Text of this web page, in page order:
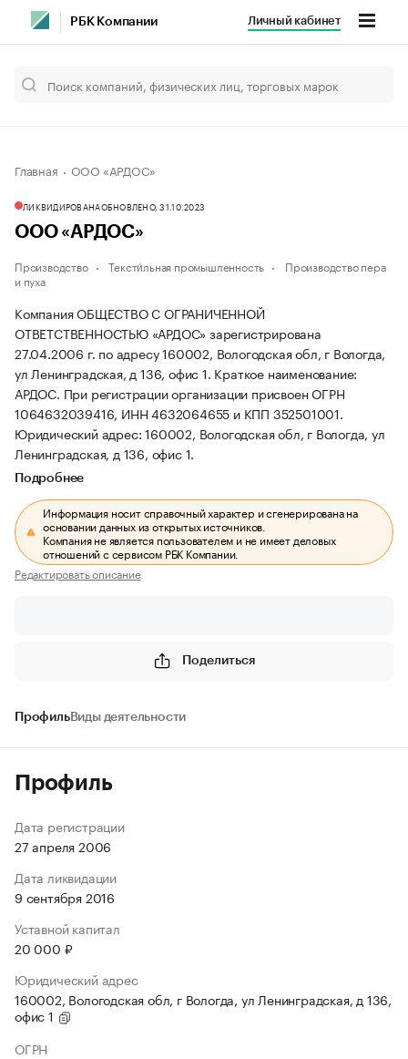
РБК Компании Личный кабинет
Главная ООО «АРДОС»
ЛИКВИДИРОВАНАОБНОВЛЕНО, 31.10.2023
ООО «АРДОС»
Производство Тексти́льная промышленность
Производство пера
и пуха
Компания ОБЩЕСТВО С ОГРАНИЧЕННОЙ
ОТВЕТСТВЕННОСТЬЮ «АРДОС» зарегистрирована
27.04.2006 г. по адресу 160002, Вологодская обл, г Вологда,
ул Ленинградская, д 136, офис 1. Краткое наименование:
АРДОС. При регистрации организации присвоен ОГРН
1064632039416, ИНН 4632064655 и КПП 352501001.
Юридический адрес: 160002, Вологодская обл, г Вологда, ул
Ленинградская, д 136, офис 1.
Подробнее
Информация носит справочный характер и сгенерирована на
основании данных из открытых источников.
Компания не является пользователем и не имеет деловых
отношений с сервисом РБК Компании.
Редактировать описание
Поделиться
ПрофильВиды деятельности
Профиль
Дата регистрации
27 апреля 2006
Дата ликвидации
9 сентября 2016
Уставной капитал
20 000 ₽
Юридический адрес
160002, Вологодская обл, г Вологда, ул Ленинградская, д 136,
офис 1
ОГРН